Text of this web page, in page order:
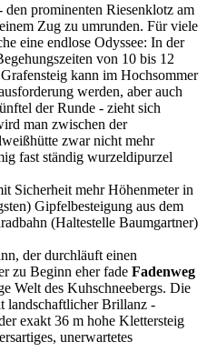
prominenten Riesenklotz am
Zug zu umrunden. Für viele
eine endlose Odyssee: In der
von 10 bis 12
kann im Hochsommer
werden, aber auch
der Runde - zieht sich
man zwischen der
zwar nicht mehr
fast ständig wurzeldipurzel
Sicherheit mehr Höhenmeter in
Gipfelbesteigung aus dem
(Haltestelle Baumgartner)
der durchläuft einen
zu Beginn eher fade Fadenweg
Welt des Kuhschneebergs. Die
landschaftlicher Brillanz -
exakt 36 m hohe Klettersteig
unerwartetes